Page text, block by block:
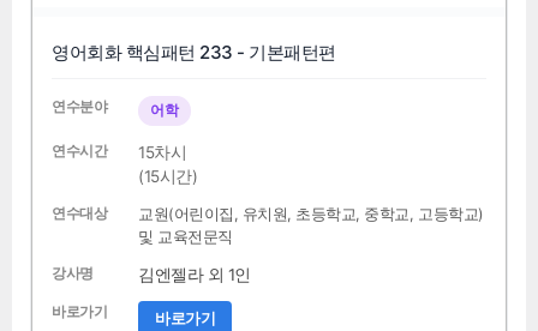
영어회화 핵심패턴 233 - 기본패턴편
어학
15차시
(15시간)
교원(어린이집, 유치원, 초등학교, 중학교, 고등학교)
및 교육전문직
김엔젤라 외 1인
바로가기